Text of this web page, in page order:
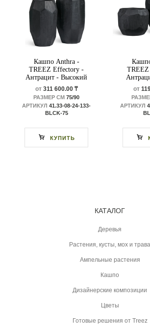
Кашпо Anthra -
TREEZ Effectory -
Антрацит - Высокий
Design-многогранник
от311 600.00 ₸
РАЗМЕР СМ 75/90
АРТИКУЛ 41.33-08-24-133-
BLCK-75
КУПИТЬ
от
АРТИКУЛ
КАТАЛОГ
Деревья
Растения, кусты, мох и трава
Ампельные растения
Кашпо
Дизайнерские композиции
Цветы
Готовые решения от Treez